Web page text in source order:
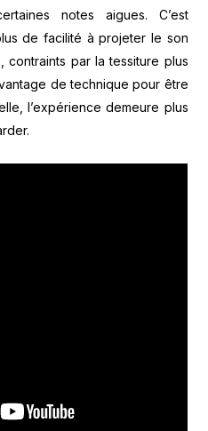
notes aigues. C’est
de facilité à projeter le son
par la tessiture plus
de technique pour être
l’expérience demeure plus